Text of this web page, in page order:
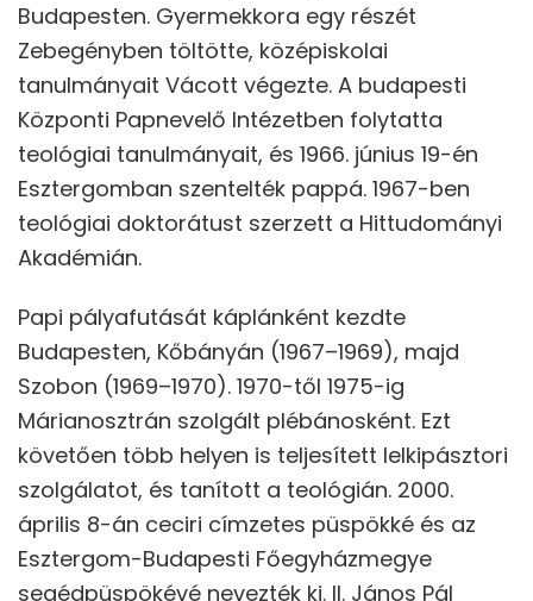
Budapesten. Gyermekkora egy részét
Zebegényben töltötte, középiskolai
tanulmányait Vácott végezte. A budapesti
Központi Papnevelő Intézetben folytatta
teológiai tanulmányait, és 1966. június 19-én
Esztergomban szentelték pappá. 1967-ben
teológiai doktorátust szerzett a Hittudományi
Akadémián.
Papi pályafutását káplánként kezdte
Budapesten, Kőbányán (1967–1969), majd
Szobon (1969–1970). 1970-től 1975-ig
Márianosztrán szolgált plébánosként. Ezt
követően több helyen is teljesített lelkipásztori
szolgálatot, és tanított a teológián. 2000.
április 8-án ceciri címzetes püspökké és az
Esztergom-Budapesti Főegyházmegye
segédpüspökévé nevezték ki. II. János Pál